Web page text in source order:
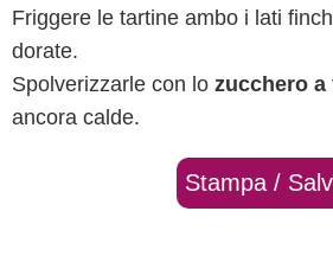
Friggere le tartine ambo i lati
dorate.
Spolverizzarle con lo zucchero a
ancora calde.
Stampa /